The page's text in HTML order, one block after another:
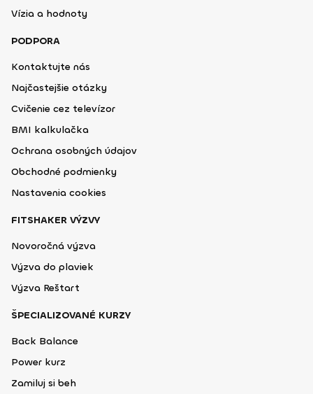
Vízia a hodnoty
PODPORA
Kontaktujte nás
Najčastejšie otázky
Cvičenie cez televízor
BMI kalkulačka
Ochrana osobných údajov
Obchodné podmienky
Nastavenia cookies
FITSHAKER VÝZVY
Novoročná výzva
Výzva do plaviek
Výzva Reštart
ŠPECIALIZOVANÉ KURZY
Back Balance
Power kurz
Zamiluj si beh